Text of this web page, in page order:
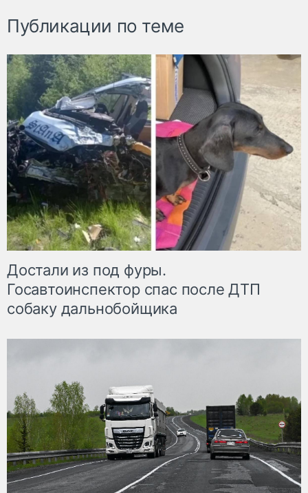
Публикации по теме
Достали из под фуры.
Госавтоинспектор спас после ДТП
собаку дальнобойщика